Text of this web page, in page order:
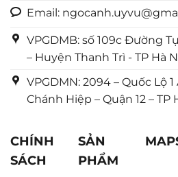
Email:
VPGDMB: số 109c Đường
– Huyện Thanh Trì - TP Hà
VPGDMN: 2094 – Quốc Lộ
Chánh Hiệp – Quận 12 – TP
CHÍNH
SÁCH
SẢN
PHẨM